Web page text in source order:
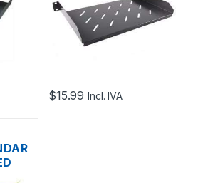
$15.99 Incl. IVA